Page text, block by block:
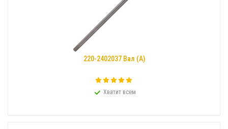
220-2402037 Вал (А)
Хватит всем